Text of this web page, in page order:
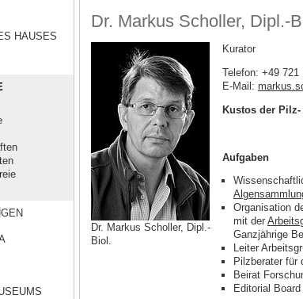
HAUSES
Dr. Markus Scholler, Dipl.-
Dr. Markus Scholler, Dipl.-
Biol.
Kurator
Telefon: +49 721
E-Mail:
Kustos der
Aufgaben
Organisation
mit der
Ganzjährige
Leiter
Pilzberater für
Beirat
Editorial Board